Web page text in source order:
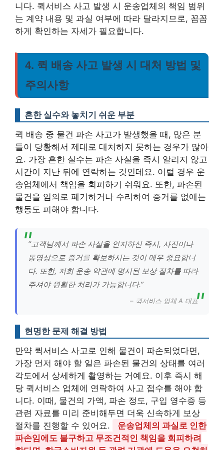
니다. 퀵서비스 사고 발생 시 운송업체의 책임 범위
는 계약 내용 및 과실 여부에 따라 달라지므로, 꼼꼼
하게 확인하는 자세가 필요합니다.
4. 퀵 배송 사고 발생 시 대처 방법 및
주의사항
흔한 실수와 놓치기 쉬운 부분
퀵 배송 중 물건 파손 사고가 발생했을 때, 많은 분
들이 당황해서 제대로 대처하지 못하는 경우가 많아
요. 가장 흔한 실수는 파손 사실을 즉시 알리지 않고
시간이 지난 뒤에 연락하는 것인데요. 이럴 경우 운
송업체에서 책임을 회피하기 쉬워요. 또한, 파손된
물건을 임의로 폐기하거나 수리하여 증거를 없애는
행동도 피해야 합니다.
“고객님께서 파손 사실을 인지하신 즉시, 사진이나
동영상으로 증거를 확보하시는 것이 매우 중요합니
다. 또한, 저희 운송 약관에 명시된 보상 절차를 따라
주셔야 원활한 처리가 가능합니다.”
– 퀵서비스 업체 A 대표
현명한 문제 해결 방법
만약 퀵서비스 사고로 인해 물건이 파손되었다면,
가장 먼저 해야 할 일은 파손된 물건의 상태를 여러
각도에서 상세하게 촬영하는 거예요. 이후 즉시 해
당 퀵서비스 업체에 연락하여 사고 접수를 해야 합
니다. 이때, 물건의 가액, 파손 정도, 구입 영수증 등
관련 자료를 미리 준비해두면 더욱 신속하게 보상
절차를 진행할 수 있어요.
운송업체의 과실로 인한
파손임에도 불구하고 무조건적인 책임을 회피하려